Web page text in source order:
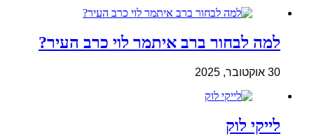
למה לבחור ברב איתמר לוי כרב העיר?
30 אוקטובר, 2025
לייקי לוק